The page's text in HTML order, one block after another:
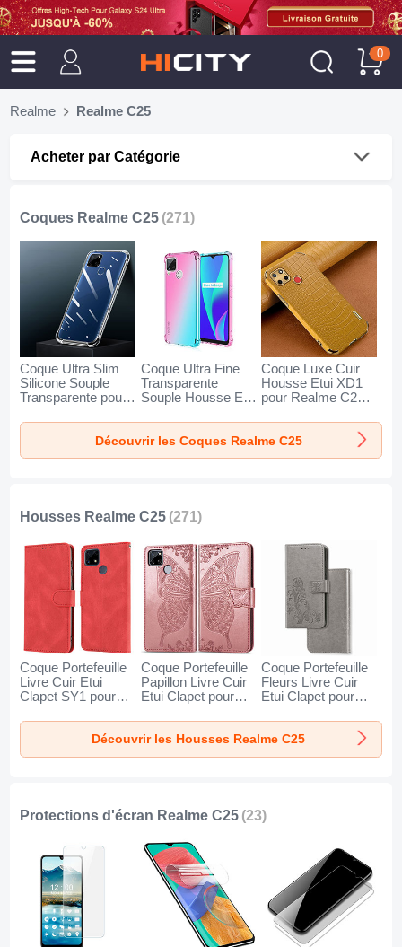
0
Realme Realme C25
Acheter par Catégorie
Coques Realme C25 (271)
Coque Ultra Slim
Silicone Souple
Transparente pour
Coque Ultra Fine
Transparente
Souple Housse Etui
Realme C25 Cyan
Coque Luxe Cuir
Housse Etui XD1
pour Realme C25
Découvrir les Coques Realme C25
Housses Realme C25 (271)
Coque Portefeuille
Livre Cuir Etui
Clapet SY1 pour
Coque Portefeuille
Papillon Livre Cuir
Etui Clapet pour
Rose
Coque Portefeuille
Fleurs Livre Cuir
Etui Clapet pour
Découvrir les Housses Realme C25
Protections d'écran Realme C25 (23)